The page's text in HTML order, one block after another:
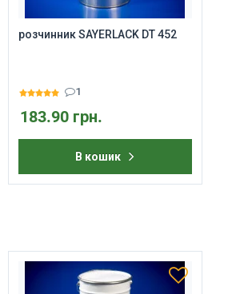
розчинник SAYERLACK DT 452
183.90 грн.
1
В кошик